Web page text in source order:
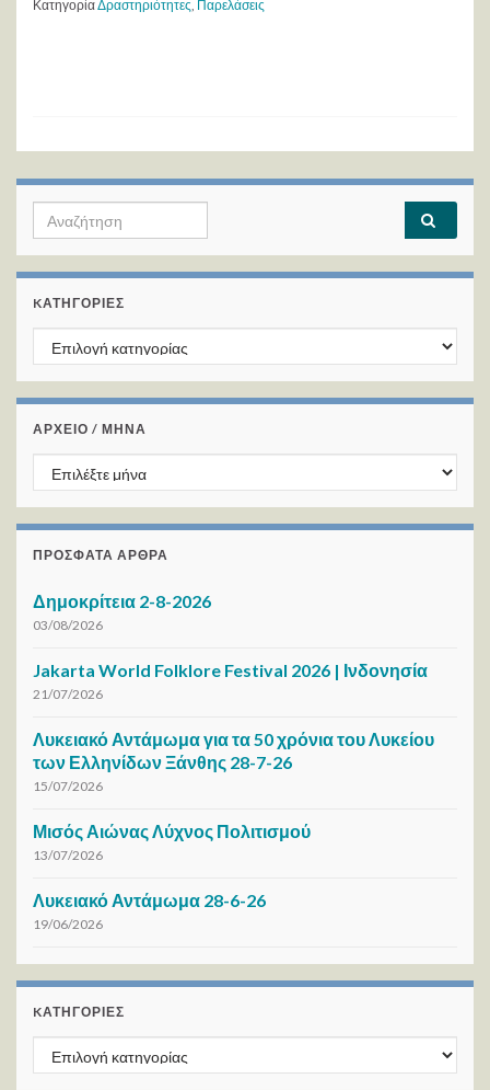
ΚατηγορίαΔραστηριότητες, Παρελάσεις
Search for:
KΑΤΗΓΟΡΊΕΣ
Kατηγορίες
ΑΡΧΕΙΟ / ΜΗΝΑ
ΑΡΧΕΙΟ / ΜΗΝΑ
ΠΡΌΣΦΑΤΑ ΆΡΘΡΑ
Δημοκρίτεια 2-8-2026
03/08/2026
Jakarta World Folklore Festival 2026 | Ινδονησία
21/07/2026
Λυκειακό Αντάμωμα για τα 50 χρόνια του Λυκείου
των Ελληνίδων Ξάνθης 28-7-26
15/07/2026
Μισός Αιώνας Λύχνος Πολιτισμού
13/07/2026
Λυκειακό Αντάμωμα 28-6-26
19/06/2026
KΑΤΗΓΟΡΊΕΣ
Kατηγορίες